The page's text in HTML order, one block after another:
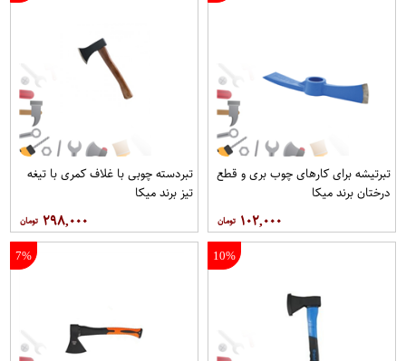
تبرتیشه برای کارهای چوب بری و قطع
درختان برند میکا
۱۰۲,۰۰۰
تبردسته چوبی با غلاف کمری با تیغه
تیز برند میکا
۲۹۸,۰۰۰
10%
7%